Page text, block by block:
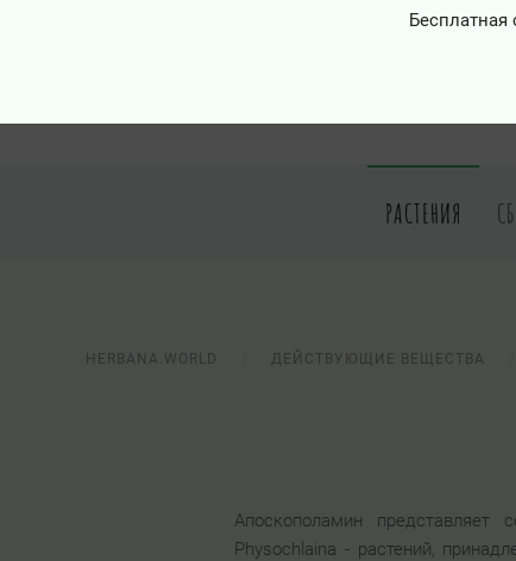
Бесплатная
РАСТЕНИЯ
HERBANA.WORLD ДЕЙСТВУЮЩИЕ ВЕЩЕСТВА
Апоскополамин
Physochlaina - растений,